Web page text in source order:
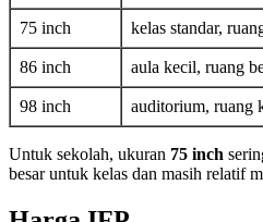
75 inch kelas standar,
86 inch aula kecil, ruang
98 inch auditorium, ruang
Untuk sekolah, ukuran 75 inch
besar untuk kelas dan masih relatif